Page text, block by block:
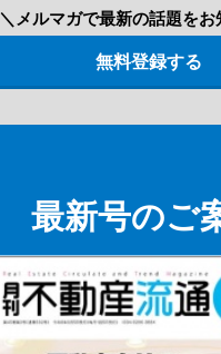
＼メルマガで最新の話題をお
最新号のご